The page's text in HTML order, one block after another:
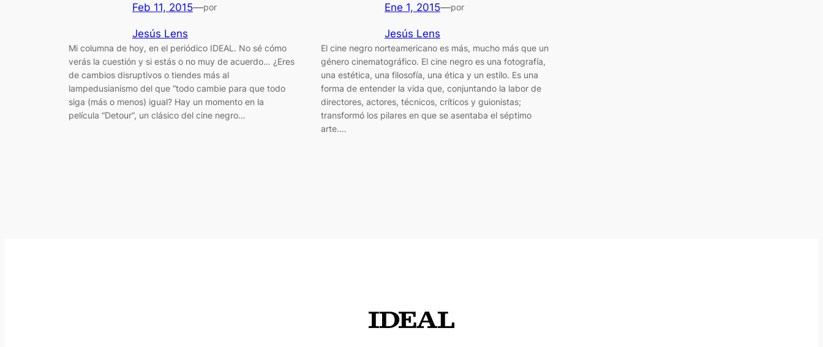
Feb 11, 2015—por
Jesús Lens
Mi columna de hoy, en el periódico IDEAL. No sé cómo
verás la cuestión y si estás o no muy de acuerdo… ¿Eres
de cambios disruptivos o tiendes más al
lampedusianismo del que “todo cambie para que todo
siga (más o menos) igual? Hay un momento en la
película “Detour”, un clásico del cine negro…
Ene 1, 2015—por
Jesús Lens
El cine negro norteamericano es más, mucho más que un
género cinematográfico. El cine negro es una fotografía,
una estética, una filosofía, una ética y un estilo. Es una
forma de entender la vida que, conjuntando la labor de
directores, actores, técnicos, críticos y guionistas;
transformó los pilares en que se asentaba el séptimo
arte.…